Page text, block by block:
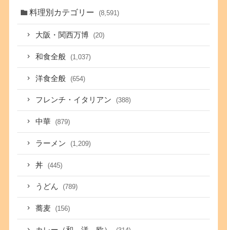
料理別カテゴリー (8,591)
大阪・関西万博 (20)
和食全般 (1,037)
洋食全般 (654)
フレンチ・イタリアン (388)
中華 (879)
ラーメン (1,209)
丼 (445)
うどん (789)
蕎麦 (156)